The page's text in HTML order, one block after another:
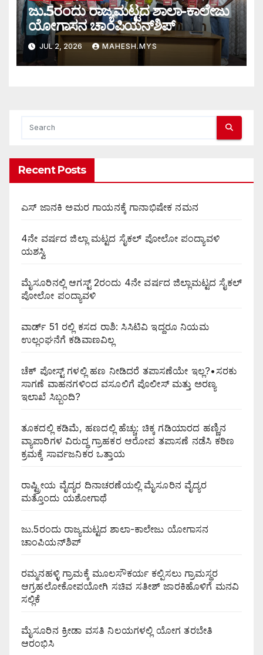
ಜು.5ರಂದು ರಾಜ್ಯಮಟ್ಟದ ಶಾಲಾ-ಕಾಲೇಜು
ಯೋಗಾಸನ ಚಾಂಪಿಯನ್‌ಶಿಪ್
JUL 2, 2026 MAHESH.MYS
Recent Posts
ಎಸ್ ಜಾನಕಿ ಅಮರ ಗಾಯನಕ್ಕೆ ಗಾನಾಭಿಷೇಕ ನಮನ
4ನೇ ವರ್ಷದ ಜಿಲ್ಲಾ ಮಟ್ಟದ ಸೈಕಲ್ ಪೋಲೋ ಪಂದ್ಯಾವಳಿ
ಯಶಸ್ವಿ
ಮೈಸೂರಿನಲ್ಲಿ ಆಗಸ್ಟ್‌ 2ರಂದು 4ನೇ ವರ್ಷದ ಜಿಲ್ಲಾಮಟ್ಟದ ಸೈಕಲ್
ಪೋಲೋ ಪಂದ್ಯಾವಳಿ
ವಾರ್ಡ್ 51 ರಲ್ಲಿ ಕಸದ ರಾಶಿ: ಸಿಸಿಟಿವಿ ಇದ್ದರೂ ನಿಯಮ
ಉಲ್ಲಂಘನೆಗೆ ಕಡಿವಾಣವಿಲ್ಲ
ಚೆಕ್ ಪೋಸ್ಟ್ ಗಳಲ್ಲಿ ಹಣ ನೀಡಿದರೆ ತಪಾಸಣೆಯೇ ಇಲ್ಲ?•ಸರಕು
ಸಾಗಣೆ ವಾಹನಗಳಿಂದ ವಸೂಲಿಗೆ ಪೊಲೀಸ್ ಮತ್ತು ಅರಣ್ಯ
ಇಲಾಖೆ ಸಿಬ್ಬಂದಿ?
ತೂಕದಲ್ಲಿ ಕಡಿಮೆ, ಹಣದಲ್ಲಿ ಹೆಚ್ಚು: ಚಿಕ್ಕ ಗಡಿಯಾರದ ಹಣ್ಣಿನ
ವ್ಯಾಪಾರಿಗಳ ವಿರುದ್ಧ ಗ್ರಾಹಕರ ಆರೋಪ ತಪಾಸಣೆ ನಡೆಸಿ ಕಠಿಣ
ಕ್ರಮಕ್ಕೆ ಸಾರ್ವಜನಿಕರ ಒತ್ತಾಯ
ರಾಷ್ಟ್ರೀಯ ವೈದ್ಯರ ದಿನಾಚರಣೆಯಲ್ಲಿ ಮೈಸೂರಿನ ವೈದ್ಯರ
ಮತ್ತೊಂದು ಯಶೋಗಾಥೆ
ಜು.5ರಂದು ರಾಜ್ಯಮಟ್ಟದ ಶಾಲಾ-ಕಾಲೇಜು ಯೋಗಾಸನ
ಚಾಂಪಿಯನ್‌ಶಿಪ್
ರಮ್ಮನಹಳ್ಳಿ ಗ್ರಾಮಕ್ಕೆ ಮೂಲಸೌಕರ್ಯ ಕಲ್ಪಿಸಲು ಗ್ರಾಮಸ್ಥರ
ಆಗ್ರಹಲೋಕೋಪಯೋಗಿ ಸಚಿವ ಸತೀಶ್ ಜಾರಕಿಹೊಳಿಗೆ ಮನವಿ
ಸಲ್ಲಿಕೆ
ಮೈಸೂರಿನ ಕ್ರೀಡಾ ವಸತಿ ನಿಲಯಗಳಲ್ಲಿ ಯೋಗ ತರಬೇತಿ
ಆರಂಭಿಸಿ